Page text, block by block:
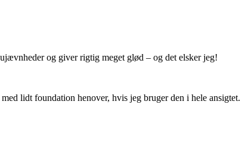
og giver rigtig meget glød – og det elsker jeg!
lidt foundation henover, hvis jeg bruger den i hele ansigtet.